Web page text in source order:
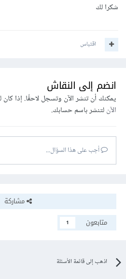
شكرا لك
اقتباس
انضم إلى النقاش
يمكنك أن تنشر الآن وتسجل لاحقًا. إذا
الآنلتنشر باسم حسابك.
أجب على هذا السؤال...
مشاركة
متابعون
1
اذهب إلى قائمة الأسئلة